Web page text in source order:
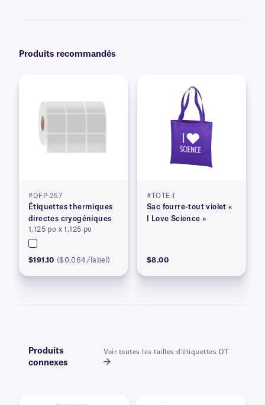
Produits recommandés
#DFP-257
Étiquettes thermiques
directes cryogéniques
1,125 po x 1,125 po
$191.10 ($0.064/label)
#TOTE-1
Sac fourre-tout violet «
I Love Science »
$8.00
Produits
connexes
Voir toutes les tailles d'étiquettes DT